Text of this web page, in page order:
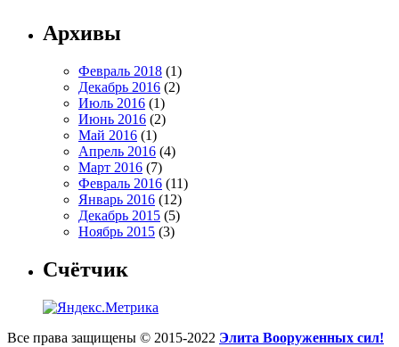
Архивы
Февраль 2018 (1)
Декабрь 2016 (2)
Июль 2016 (1)
Июнь 2016 (2)
Май 2016 (1)
Апрель 2016 (4)
Март 2016 (7)
Февраль 2016 (11)
Январь 2016 (12)
Декабрь 2015 (5)
Ноябрь 2015 (3)
Счётчик
Все права защищены © 2015-2022 Элита Вооруженных сил!